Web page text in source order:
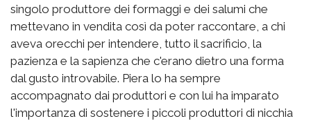
singolo produttore dei formaggi e dei salumi che
mettevano in vendita così da poter raccontare, a chi
aveva orecchi per intendere, tutto il sacrificio, la
pazienza e la sapienza che c'erano dietro una forma
dal gusto introvabile. Piera lo ha sempre
accompagnato dai produttori e con lui ha imparato
l'importanza di sostenere i piccoli produttori di nicchia